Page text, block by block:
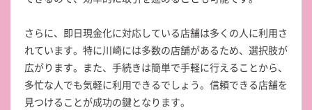
さらに、即日現金化に対応している店舗は多くの人に利用さ
れています。特に川崎には多数の店舗があるため、選択肢が
広がります。また、手続きは簡単で手軽に行えることから、
多忙な人でも気軽に利用できるでしょう。信頼できる店舗を
見つけることが成功の鍵となります。